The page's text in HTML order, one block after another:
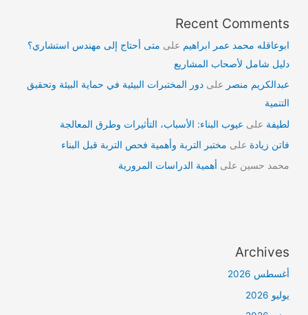
Recent Comments
ابوعاقله محمد عمر ابراهيم على متى أحتاج إلى مهندس استشاري؟
دليل شامل لأصحاب المشاريع
عبدالكريم منصر علىدور المختبرات البيئية في حماية البيئة وتحقيق
التنمية
لطيفة على عيوب البناء: الأسباب، التأثيرات وطرق المعالجة
فاتن زيادة على مختبر التربة وأهمية فحص التربة قبل البناء
محمد حسين على أهمية الدراسات المرورية
Archives
أغسطس 2026
يوليو 2026